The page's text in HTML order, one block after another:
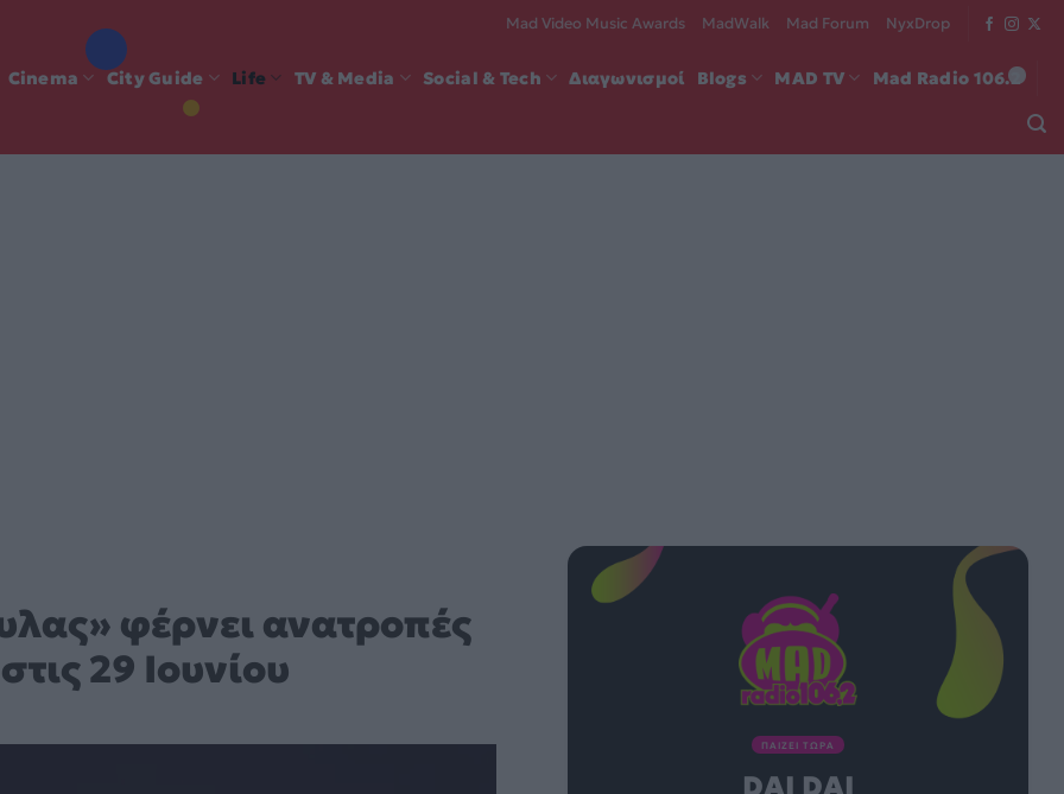
Mad Video Music Awards MadWalk Mad Forum NyxDrop
Cinema City Guide Life TV & Media Social & Tech Διαγωνισμοί Blogs MAD TV Mad Radio 106.2
φέρνει ανατροπές
29 Ιουνίου
ΠΑΙΖΕΙ ΤΩΡΑ